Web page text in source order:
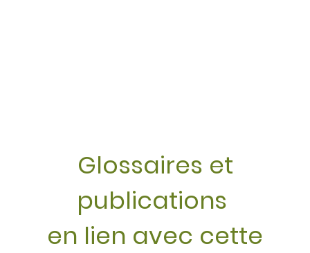
Glossaires et
publications
en lien avec cette